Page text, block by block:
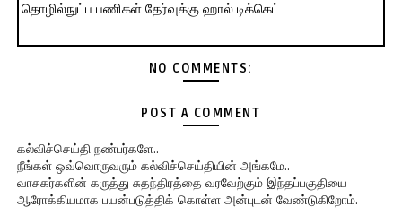
தொழில்நுட்ப பணிகள் தேர்வுக்கு ஹால் ​டிக்கெட்
NO COMMENTS:
POST A COMMENT
கல்விச்செய்தி நண்பர்களே..
நீங்கள் ஒவ்வொருவரும் கல்விச்செய்தியின் அங்கமே..
வாசகர்களின் கருத்து சுதந்திரத்தை வரவேற்கும் இந்தப்பகுதியை
ஆரோக்கியமாக பயன்படுத்திக் கொள்ள அன்புடன் வேண்டுகிறோம்.